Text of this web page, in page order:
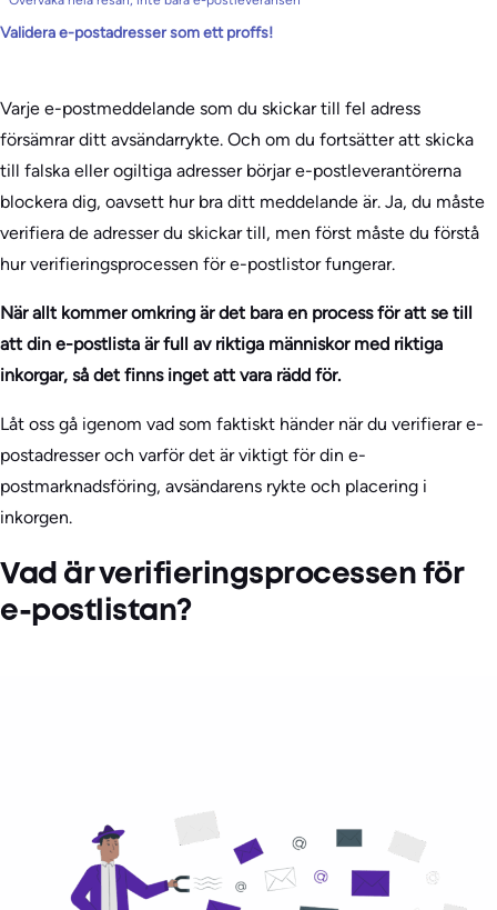
Validera e-postadresser som ett proffs!
Varje e-postmeddelande som du skickar till fel adress
försämrar ditt avsändarrykte. Och om du fortsätter att skicka
till falska eller ogiltiga adresser börjar e-postleverantörerna
blockera dig, oavsett hur bra ditt meddelande är. Ja, du måste
verifiera de adresser du skickar till, men först måste du förstå
hur verifieringsprocessen för e-postlistor fungerar.
När allt kommer omkring är det bara en process för att se till
att din e-postlista är full av riktiga människor med riktiga
inkorgar, så det finns inget att vara rädd för.
Låt oss gå igenom vad som faktiskt händer när du verifierar e-
postadresser och varför det är viktigt för din e-
postmarknadsföring, avsändarens rykte och placering i
inkorgen.
Vad är verifieringsprocessen för
e-postlistan?